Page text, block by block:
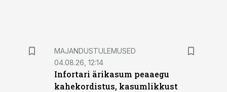
MAJANDUSTULEMUSED
04.08.26, 12:14
Infortari ärikasum peaaegu
kahekordistus, kasumlikkust